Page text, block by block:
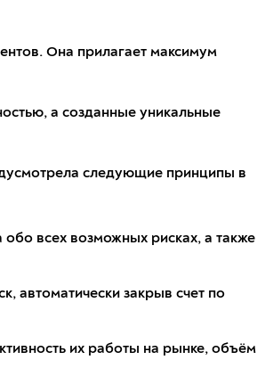
Она прилагает максимум
а созданные уникальные
следующие принципы в
всех возможных рисках, а также
автоматически закрыв счет по
их работы на рынке, объём